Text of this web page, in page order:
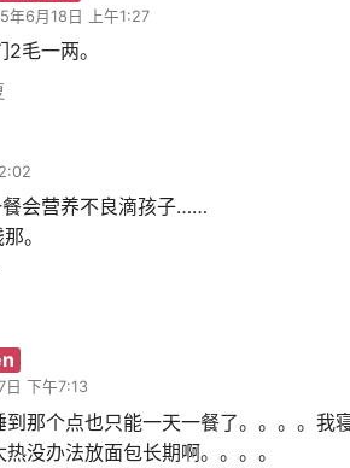
年6月18日 上午1:27
2毛一两。
会营养不良滴孩子……
。
日 下午7:13
到那个点也只能一天一餐了。。。。我
没办法放面包长期啊。。。。